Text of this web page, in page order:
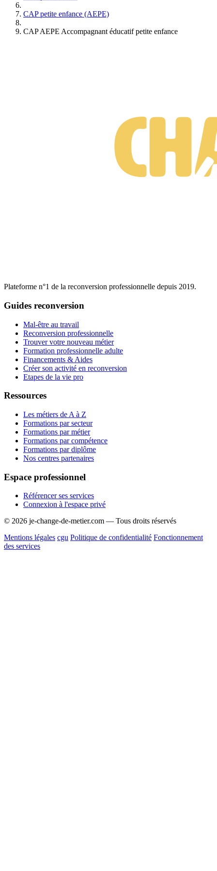
CAP petite enfance (AEPE)
CAP AEPE Accompagnant éducatif petite enfance
Plateforme n°1 de la reconversion professionnelle depuis 2019.
Guides reconversion
Mal-être au travail
Reconversion professionnelle
Trouver votre nouveau métier
Formation professionnelle adulte
Financements & Aides
Créer son activité en reconversion
Etapes de la vie pro
Ressources
Les métiers de A à Z
Formations par secteur
Formations par métier
Formations par compétence
Formations par diplôme
Nos centres partenaires
Espace professionnel
Référencer ses services
Connexion à l'espace privé
© 2026 je-change-de-metier.com — Tous droits réservés
Mentions légales cgu Politique de confidentialité Fonctionnement
des services